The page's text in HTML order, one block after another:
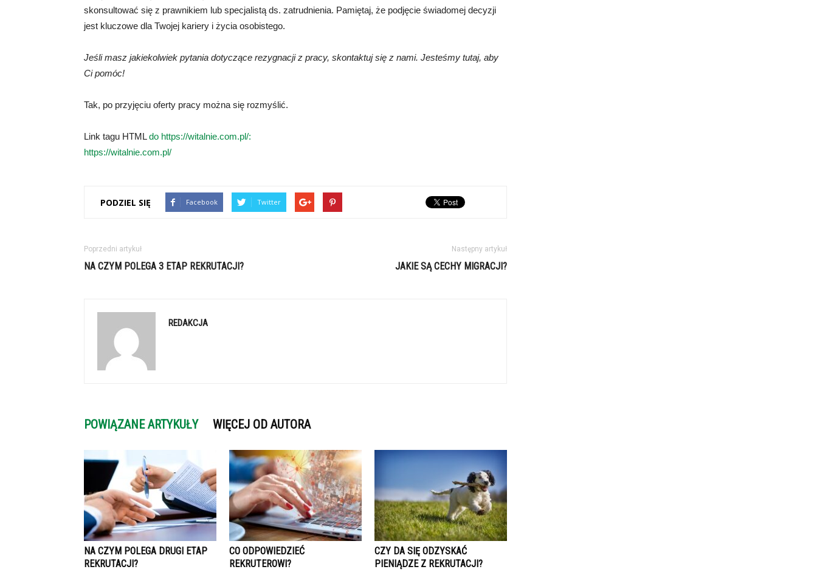
skonsultować się z prawnikiem lub specjalistą ds. zatrudnienia. Pamiętaj, że podjęcie świadomej decyzji
jest kluczowe dla Twojej kariery i życia osobistego.
Jeśli masz jakiekolwiek pytania dotyczące rezygnacji z pracy, skontaktuj się z nami. Jesteśmy tutaj, aby
Ci pomóc!
Tak, po przyjęciu oferty pracy można się rozmyślić.
Link tagu HTMLdo https://witalnie.com.pl/:
https://witalnie.com.pl/
PODZIEL SIĘ Facebook Twitter
Poprzedni artykuł
NA CZYM POLEGA 3 ETAP REKRUTACJI?
Następny artykuł
JAKIE SĄ CECHY MIGRACJI?
REDAKCJA
POWIĄZANE ARTYKUŁY WIĘCEJ OD AUTORA
NA CZYM POLEGA DRUGI ETAP
REKRUTACJI?
CO ODPOWIEDZIEĆ
REKRUTEROWI?
CZY DA SIĘ ODZYSKAĆ
PIENIĄDZE Z REKRUTACJI?